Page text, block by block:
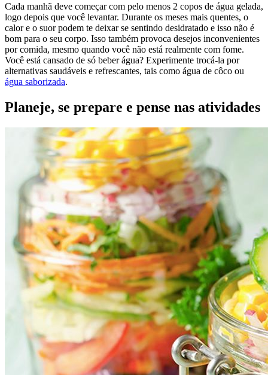
Cada manhã deve começar com pelo menos 2 copos de água gelada,
logo depois que você levantar. Durante os meses mais quentes, o
calor e o suor podem te deixar se sentindo desidratado e isso não é
bom para o seu corpo. Isso também provoca desejos inconvenientes
por comida, mesmo quando você não está realmente com fome.
Você está cansado de só beber água? Experimente trocá-la por
alternativas saudáveis ​​e refrescantes, tais como água de côco ou
água saborizada.
Planeje, se prepare e pense nas atividades